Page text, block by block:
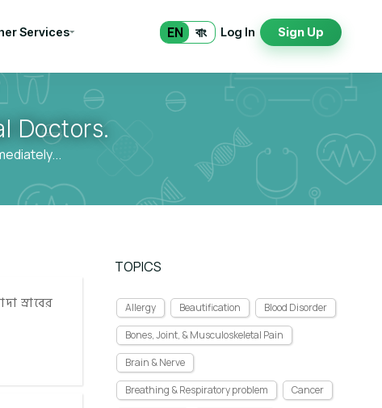
Services EN বাং Log In Sign Up
Doctors.
স্রাবের
TOPICS
Allergy Beautification
Blood Disorder
Bones, Joint, & Musculoskeletal Pain
Brain & Nerve
Breathing & Respiratory problem
Cancer